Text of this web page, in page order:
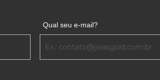
Qual seu e-mail?